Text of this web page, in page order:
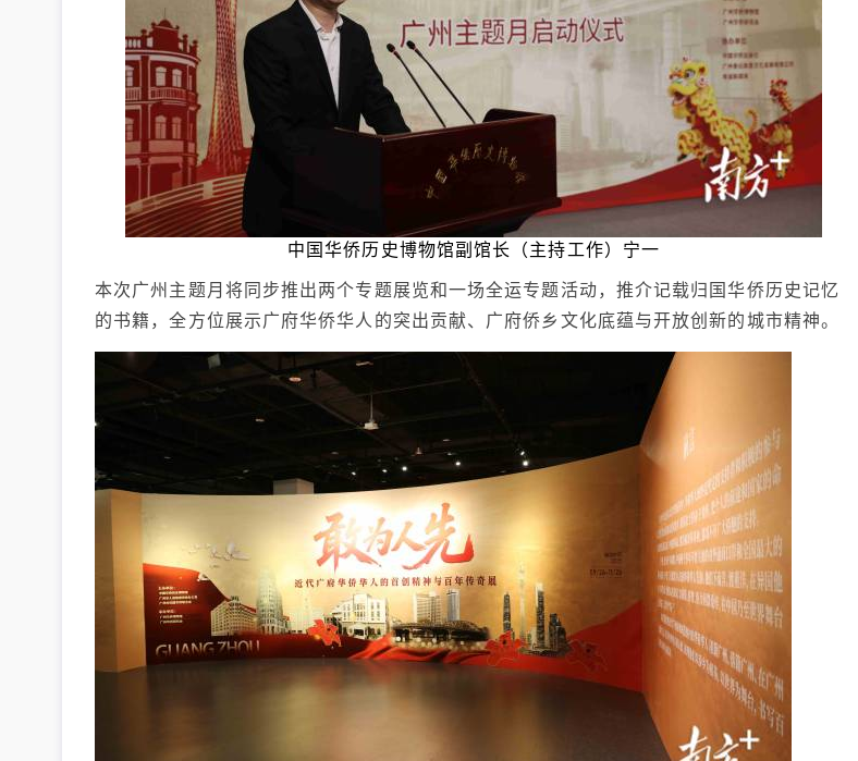
中国华侨历史博物馆副馆长（主持工作）宁一
本次广州主题月将同步推出两个专题展览和一场全运专题活动，推介记载归国华侨历史记忆
的书籍，全方位展示广府华侨华人的突出贡献、广府侨乡文化底蕴与开放创新的城市精神。